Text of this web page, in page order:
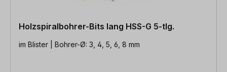
Holzspiralbohrer-Bits lang HSS-G 5-tlg.
im Blister | Bohrer-Ø: 3, 4, 5, 6, 8 mm